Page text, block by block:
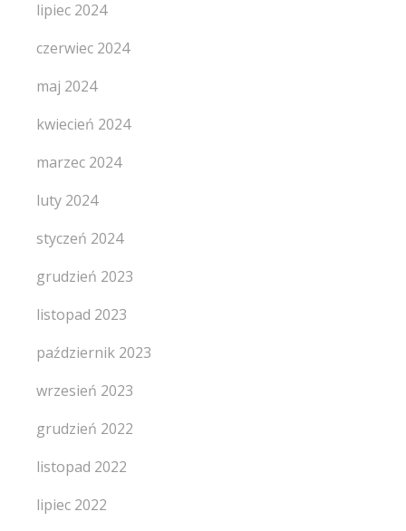
lipiec 2024
czerwiec 2024
maj 2024
kwiecień 2024
marzec 2024
luty 2024
styczeń 2024
grudzień 2023
listopad 2023
październik 2023
wrzesień 2023
grudzień 2022
listopad 2022
lipiec 2022